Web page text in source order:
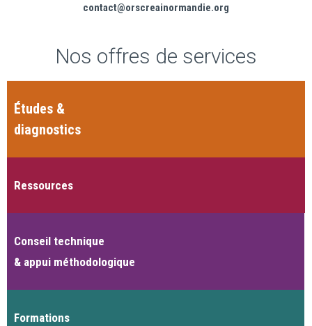
contact@orscreainormandie.org
Nos offres de services
Études &
diagnostics
Ressources
Conseil technique
& appui méthodologique
Formations